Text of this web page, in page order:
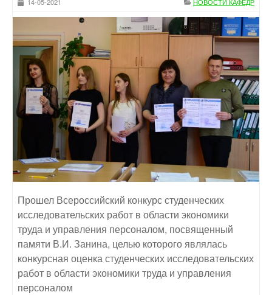
14-05-2021 НОВОСТИ КАФЕДР
Прошел Всероссийский конкурс студенческих
исследовательских работ в области экономики
труда и управления персоналом, посвященный
памяти В.И. Занина, целью которого являлась
конкурсная оценка студенческих исследовательских
работ в области экономики труда и управления
персоналом